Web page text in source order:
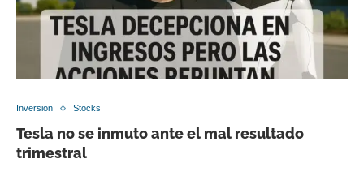
Inversion Stocks
Tesla no se inmuto ante el mal resultado
trimestral